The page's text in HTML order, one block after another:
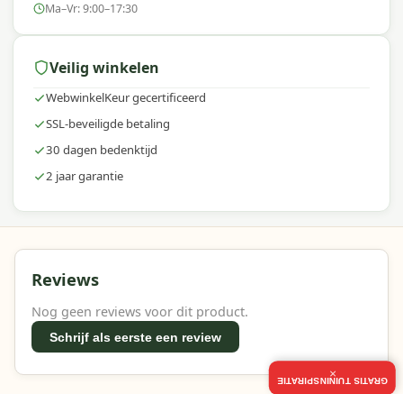
Ma–Vr: 9:00–17:30
Veilig winkelen
WebwinkelKeur gecertificeerd
SSL-beveiligde betaling
30 dagen bedenktijd
2 jaar garantie
Reviews
Nog geen reviews voor dit product.
Schrijf als eerste een review
GRATIS TUININSPIRATIE
×